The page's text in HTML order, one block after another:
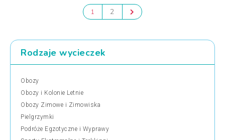
1 2
Rodzaje wycieczek
Obozy
Obozy i Kolonie Letnie
Obozy Zimowe i Zimowiska
Pielgrzymki
Podróże Egzotyczne i Wyprawy